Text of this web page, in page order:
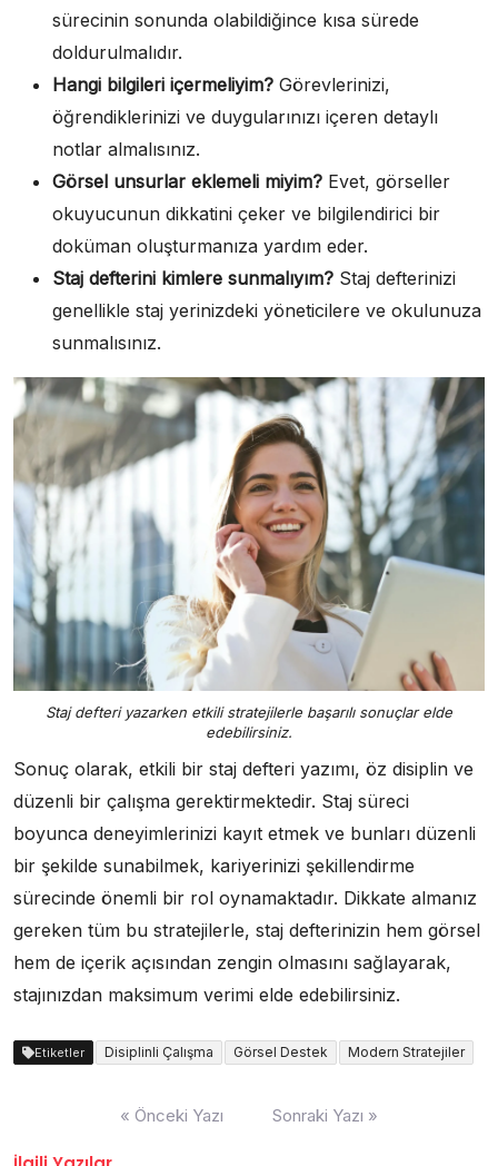
sürecinin sonunda olabildiğince kısa sürede
doldurulmalıdır.
Hangi bilgileri içermeliyim? Görevlerinizi,
öğrendiklerinizi ve duygularınızı içeren detaylı
notlar almalısınız.
Görsel unsurlar eklemeli miyim? Evet, görseller
okuyucunun dikkatini çeker ve bilgilendirici bir
doküman oluşturmanıza yardım eder.
Staj defterini kimlere sunmalıyım? Staj defterinizi
genellikle staj yerinizdeki yöneticilere ve okulunuza
sunmalısınız.
Staj defteri yazarken etkili stratejilerle başarılı sonuçlar elde
edebilirsiniz.
Sonuç olarak, etkili bir staj defteri yazımı, öz disiplin ve
düzenli bir çalışma gerektirmektedir. Staj süreci
boyunca deneyimlerinizi kayıt etmek ve bunları düzenli
bir şekilde sunabilmek, kariyerinizi şekillendirme
sürecinde önemli bir rol oynamaktadır. Dikkate almanız
gereken tüm bu stratejilerle, staj defterinizin hem görsel
hem de içerik açısından zengin olmasını sağlayarak,
stajınızdan maksimum verimi elde edebilirsiniz.
Etiketler Disiplinli Çalışma Görsel Destek Modern Stratejiler
« Önceki Yazı Sonraki Yazı »